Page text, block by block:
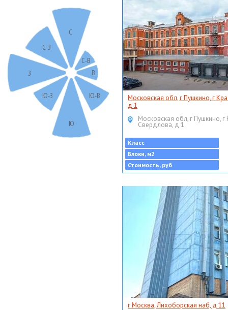
С
С-В
В
Ю-В
Ю
Ю-З
З
С-З
Московская обл, г Пушкино, г
д 1
Московская обл, г Пушкино, г
Свердлова, д 1
Класс
Блоки, м2
Стоимость, руб
г Москва, Лихоборская наб, д 11